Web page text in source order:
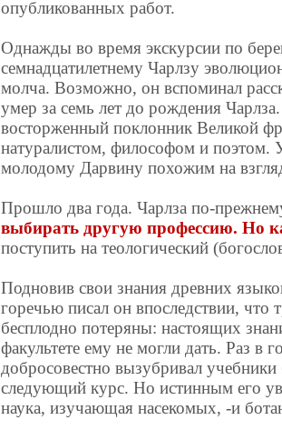
опубликованных работ.
Однажды во время экскурсии по
семнадцатилетнему Чарлзу
молча. Возможно, он вспоминал
умер за семь лет до рождения
восторженный поклонник Великой
натуралистом, философом и поэтом.
молодому Дарвину похожим на
Прошло два года. Чарлза по-
выбирать другую профессию. Но
поступить на теологический
Подновив свои знания древних
горечью писал он впоследствии,
бесплодно потеряны: настоящих
факультете ему не могли дать. Раз в
добросовестно вызубривал
следующий курс. Но истинным его
наука, изучающая насекомых, -и